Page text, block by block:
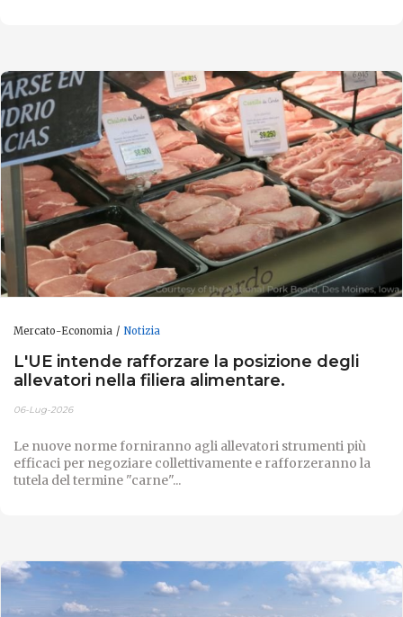
Mercato-Economia Notizia
L'UE intende rafforzare la posizione degli
allevatori nella filiera alimentare.
06-Lug-2026
Le nuove norme forniranno agli allevatori strumenti più
efficaci per negoziare collettivamente e rafforzeranno la
tutela del termine "carne"...